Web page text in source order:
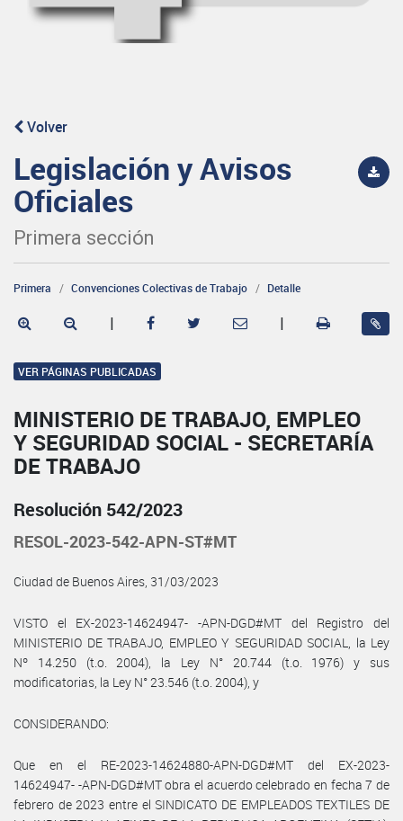
Volver
Legislación y Avisos
Oficiales
Primera sección
Primera Convenciones Colectivas de Trabajo Detalle
| |
VER PÁGINAS PUBLICADAS
MINISTERIO DE TRABAJO, EMPLEO
Y SEGURIDAD SOCIAL - SECRETARÍA
DE TRABAJO
Resolución 542/2023
RESOL-2023-542-APN-ST#MT
Ciudad de Buenos Aires, 31/03/2023
VISTO el EX-2023-14624947- -APN-DGD#MT del Registro del
MINISTERIO DE TRABAJO, EMPLEO Y SEGURIDAD SOCIAL, la Ley
Nº 14.250 (t.o. 2004), la Ley N° 20.744 (t.o. 1976) y sus
modificatorias, la Ley N° 23.546 (t.o. 2004), y
CONSIDERANDO:
Que en el RE-2023-14624880-APN-DGD#MT del EX-2023-
14624947- -APN-DGD#MT obra el acuerdo celebrado en fecha 7 de
febrero de 2023 entre el SINDICATO DE EMPLEADOS TEXTILES DE